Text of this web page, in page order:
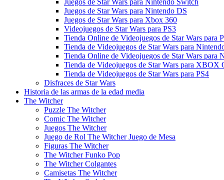
Juegos de Star Wars para Nintendo Switch
Juegos de Star Wars para Nintendo DS
Juegos de Star Wars para Xbox 360
Videojuegos de Star Wars para PS3
Tienda Online de Videojuegos de Star Wars para
Tienda de Videojuegos de Star Wars para
Tienda Online de Videojuegos de Star Wars para
Tienda de Videojuegos de Star Wars para XBOX
Tienda de Videojuegos de Star Wars para PS4
Disfraces de Star Wars
Historia de las armas de la edad media
The Witcher
Puzzle The Witcher
Comic The Witcher
Juegos The Witcher
Juego de Rol The Witcher Juego de Mesa
Figuras The Witcher
The Witcher Funko Pop
The Witcher Colgantes
Camisetas The Witcher